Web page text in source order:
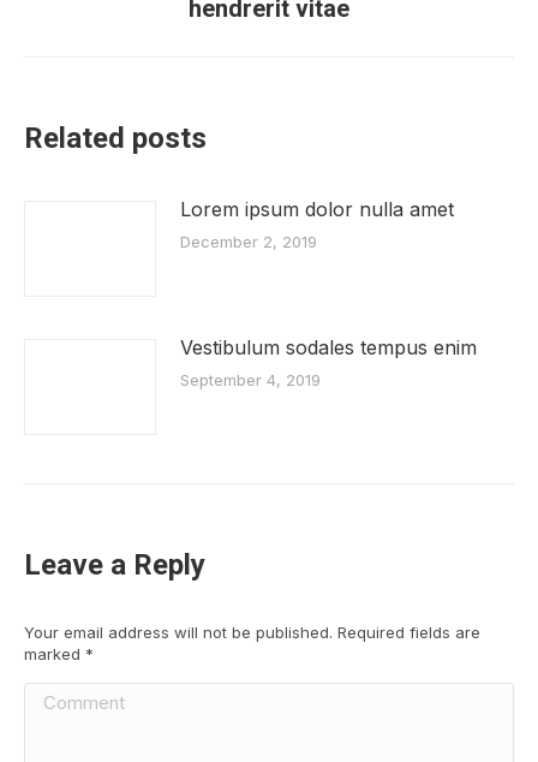
post:
hendrerit vitae
Related posts
Lorem ipsum dolor nulla amet
December 2, 2019
Vestibulum sodales tempus enim
September 4, 2019
Leave a Reply
Your email address will not be published. Required fields are
marked *
Comment